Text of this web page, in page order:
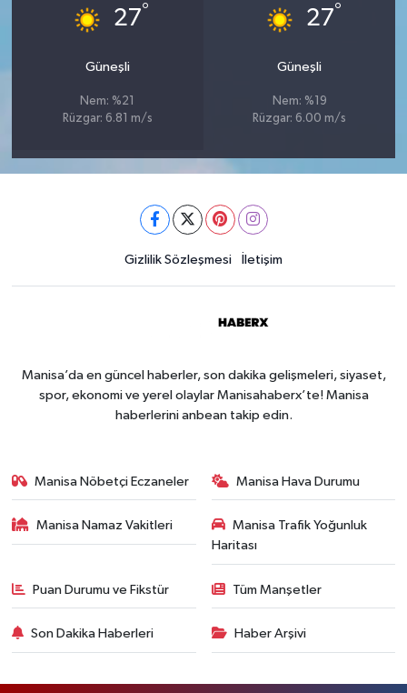
27°
Güneşli
Nem: %21
Rüzgar: 6.81 m/s
27°
Güneşli
Nem: %19
Rüzgar: 6.00 m/s
Gizlilik Sözleşmesi İletişim
Manisa’da en güncel haberler, son dakika gelişmeleri, siyaset,
spor, ekonomi ve yerel olaylar Manisahaberx’te! Manisa
haberlerini anbean takip edin.
Manisa Nöbetçi Eczaneler Manisa Hava Durumu
Manisa Namaz Vakitleri
Manisa Trafik Yoğunluk
Haritası
Puan Durumu ve Fikstür Tüm Manşetler
Son Dakika Haberleri Haber Arşivi